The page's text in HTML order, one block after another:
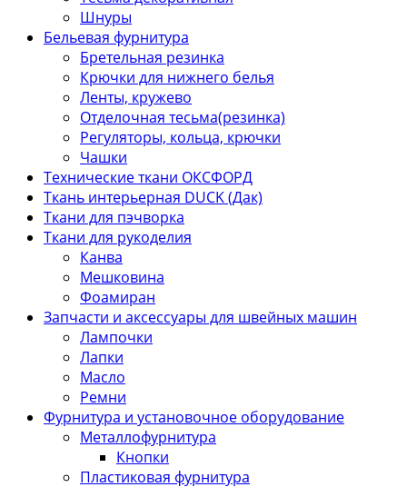
Шнуры
Бельевая фурнитура
Бретельная резинка
Крючки для нижнего белья
Ленты, кружево
Отделочная тесьма(резинка)
Регуляторы, кольца, крючки
Чашки
Технические ткани ОКСФОРД
Ткань интерьерная DUCK (Дак)
Ткани для пэчворка
Ткани для рукоделия
Канва
Мешковина
Фоамиран
Запчасти и аксессуары для швейных машин
Лампочки
Лапки
Масло
Ремни
Фурнитура и установочное оборудование
Металлофурнитура
Кнопки
Пластиковая фурнитура